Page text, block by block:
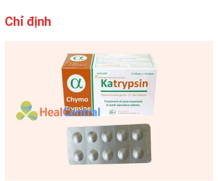
Chỉ định